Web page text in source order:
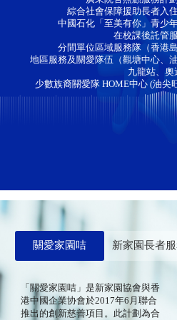
綜合社會保障援助長者入
中國石化「至美有你」青少
在校課後託管
分間單位區域服務隊（香港
地區服務及關愛隊伍（觀塘中心、
九龍站、奧
少數族裔關愛隊 HOME中心 (油尖
關愛家園咭 新家園長者
「關愛家園咭」是新家園協會與香
港中國企業协會於2017年6月聯合
推出的創新慈善項目。此計劃為合